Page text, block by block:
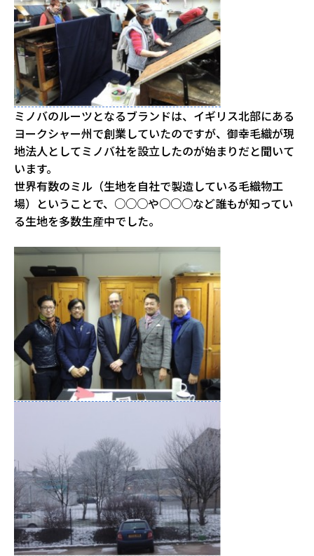
ミノバのルーツとなるブランドは、イギリス北部にある
ヨークシャー州で創業していたのですが、御幸毛織が現
地法人としてミノバ社を設立したのが始まりだと聞いて
います。
世界有数のミル（生地を自社で製造している毛織物工
場）ということで、○○○や○○○など誰もが知ってい
る生地を多数生産中でした。